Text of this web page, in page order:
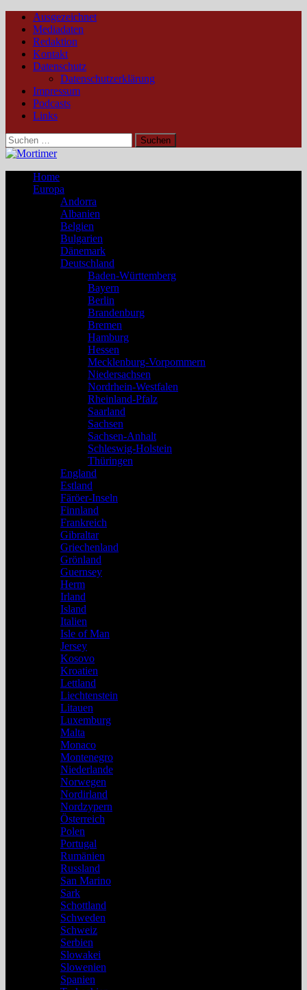
Ausgezeichnet
Mediadaten
Redaktion
Kontakt
Datenschutz
Datenschutzerklärung
Impressum
Podcasts
Links
Suchen
nach:
Home
Europa
Andorra
Albanien
Belgien
Bulgarien
Dänemark
Deutschland
Baden-Württemberg
Bayern
Berlin
Brandenburg
Bremen
Hamburg
Hessen
Mecklenburg-Vorpommern
Niedersachsen
Nordrhein-Westfalen
Rheinland-Pfalz
Saarland
Sachsen
Sachsen-Anhalt
Schleswig-Holstein
Thüringen
England
Estland
Färöer-Inseln
Finnland
Frankreich
Gibraltar
Griechenland
Grönland
Guernsey
Herm
Irland
Island
Italien
Isle of Man
Jersey
Kosovo
Kroatien
Lettland
Liechtenstein
Litauen
Luxemburg
Malta
Monaco
Montenegro
Niederlande
Norwegen
Nordirland
Nordzypern
Österreich
Polen
Portugal
Rumänien
Russland
San Marino
Sark
Schottland
Schweden
Schweiz
Serbien
Slowakei
Slowenien
Spanien